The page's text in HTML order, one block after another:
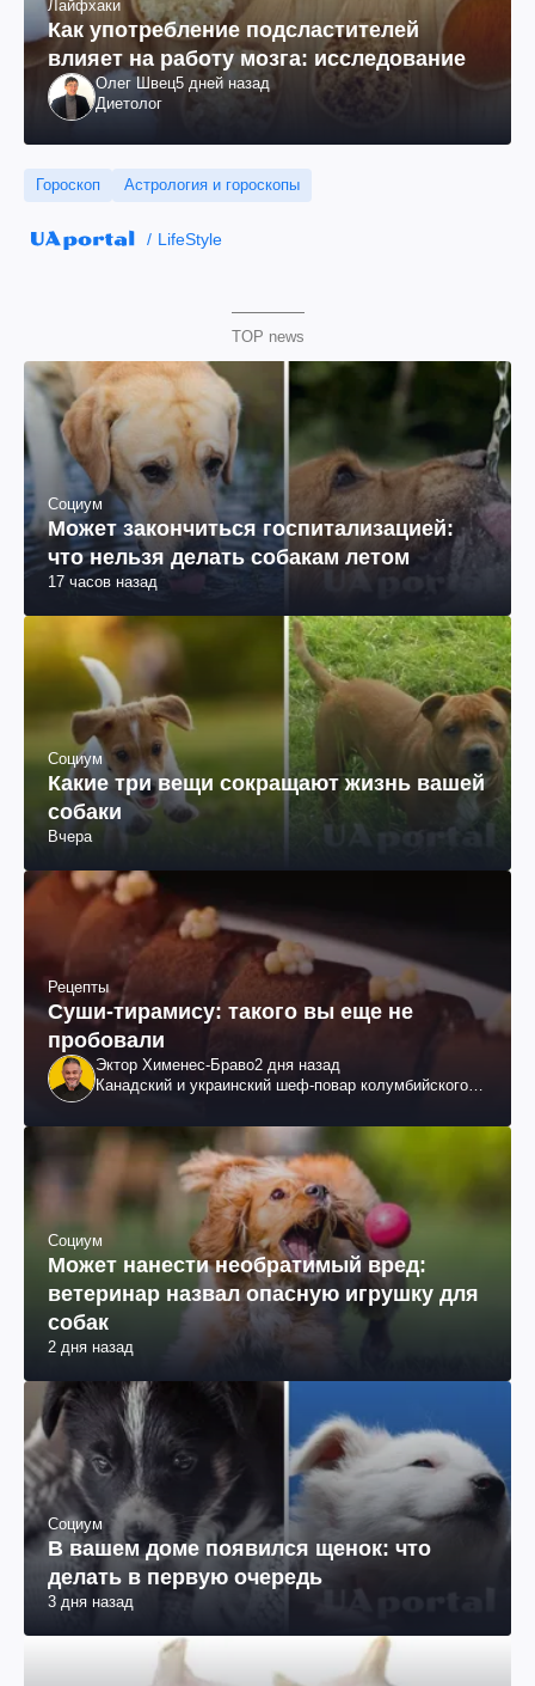
Лайфхаки
Как употребление подсластителей
влияет на работу мозга: исследование
Олег Швец5 дней назад
Диетолог
Гороскоп Астрология и гороскопы
LifeStyle
TOP news
Социум
Может закончиться госпитализацией:
что нельзя делать собакам летом
17 часов назад
Социум
Какие три вещи сокращают жизнь вашей
собаки
Вчера
Рецепты
Суши-тирамису: такого вы еще не
пробовали
Эктор Хименес-Браво2 дня назад
Канадский и украинский шеф-повар колумбийского
Социум
Может нанести необратимый вред:
ветеринар назвал опасную игрушку для
собак
2 дня назад
Социум
В вашем доме появился щенок: что
делать в первую очередь
3 дня назад